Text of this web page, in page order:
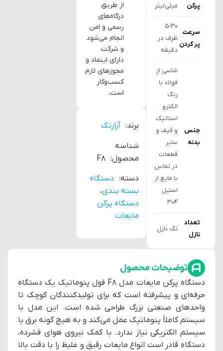
پرکن
میلی‌لیتر
سرعت
پر کردن
5-30
ظرف در
دقیقه
جنس
بدنه
شاسی از
فولاد با
رنگ
الکترو
استاتیک
و قیف و
سایر
قطعات
در تماس
با مایع از
استیل
304
تعداد
نازل
تک نازل
برند: آرازتک
شناسه
محصول: F8
دسته: دستگاه
بسته بندی،
دستگاه پرکن
مایعات
از طریق
درگاه‌های
رسمی و امن
انجام می‌شود
و شرکت
دارای اینماد و
مجوزهای لازم
کسب‌وکار
است.
توضیحات محصول
دستگاه پرکن مایعات مدل F8 فول پنوماتیک یک دستگاه
حرفه‌ای و پیشرفته است که برای تولیدکنندگان کوچک تا
واحدهای صنعتی بزرگ طراحی شده است. این مدل با
سیستم کاملاً پنوماتیک عمل می‌کند و به هیچ گونه برق یا
سیستم الکتریکی نیاز ندارد. با کمک نیروی هوای فشرده،
دستگاه قادر است انواع مایعات رقیق و غلیظ را با دقت بالا